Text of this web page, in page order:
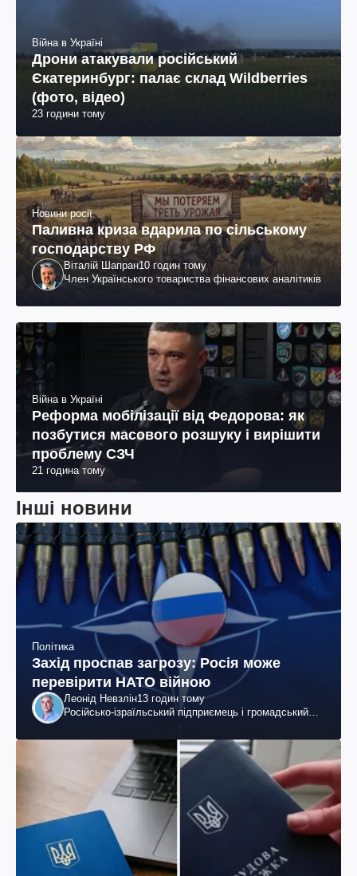
Війна в Україні
Дрони атакували російський
Єкатеринбург: палає склад Wildberries
(фото, відео)
23 години тому
Новини росії
Паливна криза вдарила по сільському
господарству РФ
Віталій Шапран10 годин тому
Член Українського товариства фінансових аналітиків
Війна в Україні
Реформа мобілізації від Федорова: як
позбутися масового розшуку і вирішити
проблему СЗЧ
21 година тому
Інші новини
Політика
Захід проспав загрозу: Росія може
перевірити НАТО війною
Леонід Невзлін13 годин тому
Російсько-ізраїльський підприємець і громадський